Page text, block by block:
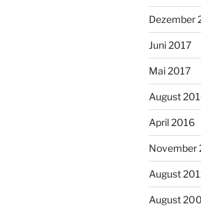
Dezember
Juni 2017
Mai 2017
August
April 2016
November
August
August